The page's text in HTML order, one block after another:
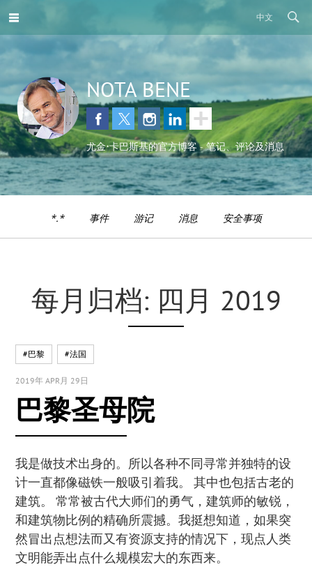
中文
NOTA BENE
尤金•卡巴斯基的官方博客 - 笔记、评论及消息
*.* 事件 游记 消息 安全事项
每月归档: 四月 2019
#巴黎 #法国
2019年 APR月 29日
巴黎圣母院
我是做技术出身的。所以各种不同寻常并独特的设
计一直都像磁铁一般吸引着我。 其中也包括古老的
建筑。 常常被古代大师们的勇气，建筑师的敏锐，
和建筑物比例的精确所震撼。我挺想知道，如果突
然冒出点想法而又有资源支持的情况下，现点人类
文明能弄出点什么规模宏大的东西来。